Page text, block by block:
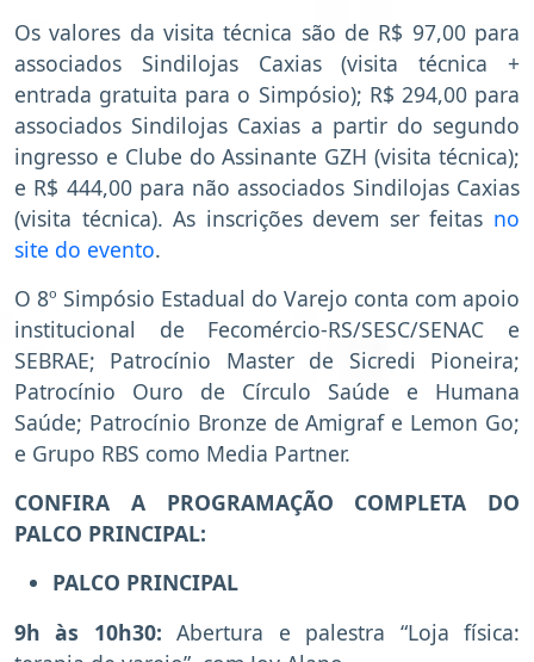
Os valores da visita técnica são de R$ 97,00 para
associados Sindilojas Caxias (visita técnica +
entrada gratuita para o Simpósio); R$ 294,00 para
associados Sindilojas Caxias a partir do segundo
ingresso e Clube do Assinante GZH (visita técnica);
e R$ 444,00 para não associados Sindilojas Caxias
(visita técnica). As inscrições devem ser feitas no
site do evento.
O 8º Simpósio Estadual do Varejo conta com apoio
institucional de Fecomércio-RS/SESC/SENAC e
SEBRAE; Patrocínio Master de Sicredi Pioneira;
Patrocínio Ouro de Círculo Saúde e Humana
Saúde; Patrocínio Bronze de Amigraf e Lemon Go;
e Grupo RBS como Media Partner.
CONFIRA A PROGRAMAÇÃO COMPLETA DO
PALCO PRINCIPAL:
PALCO PRINCIPAL
9h às 10h30: Abertura e palestra “Loja física: